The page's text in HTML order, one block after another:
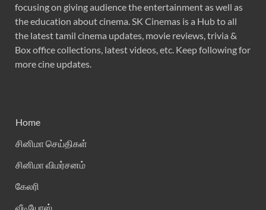
focusing on giving audience the entertainment as well as
the education about cinema. SK Cinemas is a Hub to all
the latest tamil cinema updates, movie reviews, trivia &
Box office collections, latest videos, etc. Keep following for
more cine updates.
Home
சினிமா செய்திகள்
சினிமா விமர்சனம்
கேலரி
வீடியோஸ்